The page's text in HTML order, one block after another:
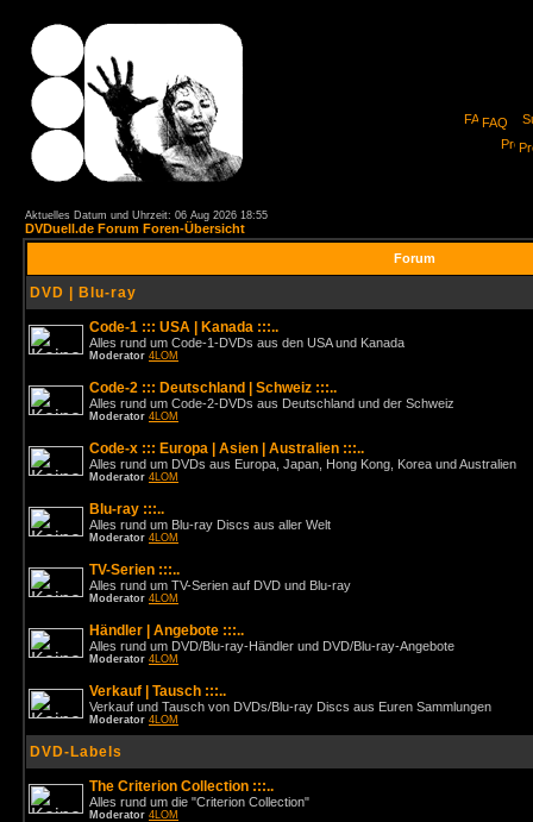
FAQ
Aktuelles Datum und Uhrzeit: 06 Aug 2026 18:55
DVDuell.de Forum Foren-Übersicht
Forum
DVD | Blu-ray
Code-1 ::: USA | Kanada :::..
Alles rund um Code-1-DVDs aus den USA und Kanada
Moderator 4LOM
Code-2 ::: Deutschland | Schweiz :::..
Alles rund um Code-2-DVDs aus Deutschland und der Schweiz
Moderator 4LOM
Code-x ::: Europa | Asien | Australien :::..
Alles rund um DVDs aus Europa, Japan, Hong Kong, Korea und Australien
Moderator 4LOM
Blu-ray :::..
Alles rund um Blu-ray Discs aus aller Welt
Moderator 4LOM
TV-Serien :::..
Alles rund um TV-Serien auf DVD und Blu-ray
Moderator 4LOM
Händler | Angebote :::..
Alles rund um DVD/Blu-ray-Händler und DVD/Blu-ray-Angebote
Moderator 4LOM
Verkauf | Tausch :::..
Verkauf und Tausch von DVDs/Blu-ray Discs aus Euren Sammlungen
Moderator 4LOM
DVD-Labels
The Criterion Collection :::..
Alles rund um die "Criterion Collection"
Moderator 4LOM